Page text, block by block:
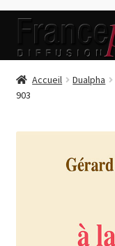
Aller
la
Aller
contenu
Accueil
Accueil
Conditions de Vente
Enregistrement
Accueil Dualpha
903